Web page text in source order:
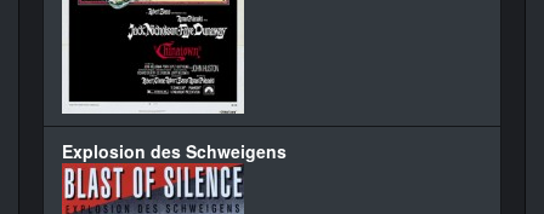
Explosion des Schweigens